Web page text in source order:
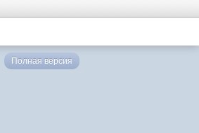
Полная версия